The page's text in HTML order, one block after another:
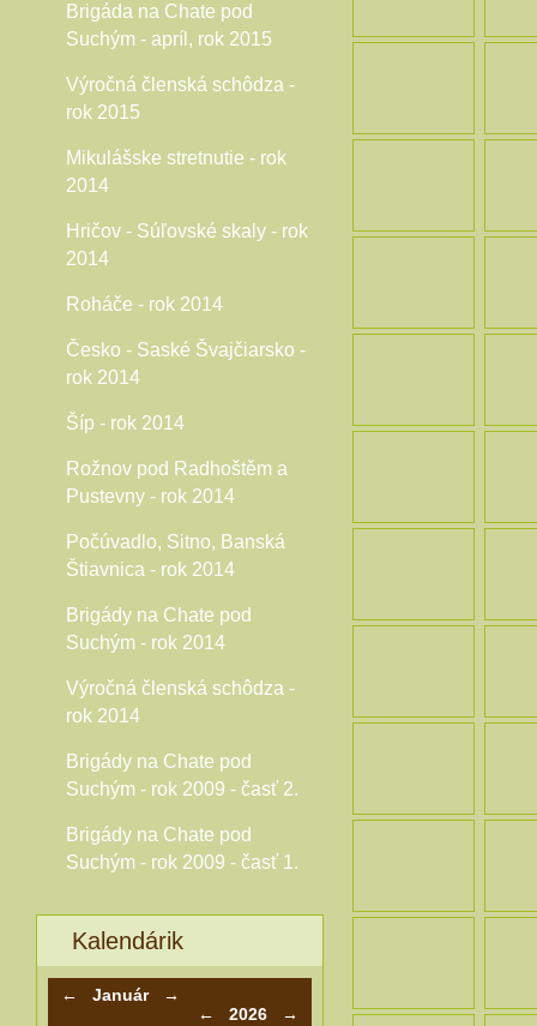
Brigáda na Chate pod
Suchým - apríl, rok 2015
Výročná členská schôdza -
rok 2015
Mikulášske stretnutie - rok
2014
Hričov - Súľovské skaly - rok
2014
Roháče - rok 2014
Česko - Saské Švajčiarsko -
rok 2014
Šíp - rok 2014
Rožnov pod Radhoštěm a
Pustevny - rok 2014
Počúvadlo, Sitno, Banská
Štiavnica - rok 2014
Brigády na Chate pod
Suchým - rok 2014
Výročná členská schôdza -
rok 2014
Brigády na Chate pod
Suchým - rok 2009 - časť 2.
Brigády na Chate pod
Suchým - rok 2009 - časť 1.
Kalendárik
← Január
→
←
2026
→